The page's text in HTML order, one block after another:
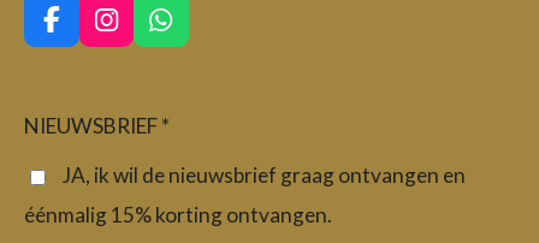
F
a
b
I
n
a
r
m
W
h
s
p
NIEUWSBRIEF *
JA, ik wil de nieuwsbrief graag ontvangen en
éénmalig 15% korting ontvangen.